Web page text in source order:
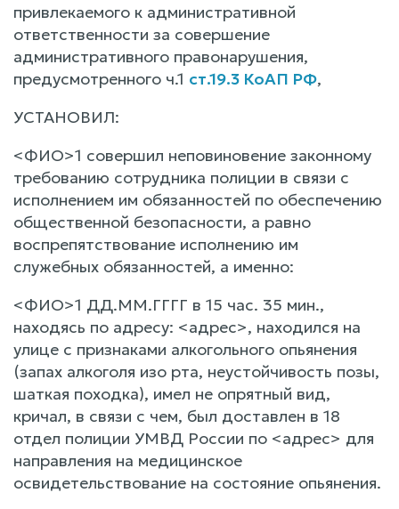
привлекаемого к административной
ответственности за совершение
административного правонарушения,
предусмотренного ч.1 ст.19.3 КоАП РФ,
УСТАНОВИЛ:
<ФИО>1 совершил неповиновение законному
требованию сотрудника полиции в связи с
исполнением им обязанностей по обеспечению
общественной безопасности, а равно
воспрепятствование исполнению им
служебных обязанностей, а именно:
<ФИО>1 ДД.ММ.ГГГГ в 15 час. 35 мин.,
находясь по адресу: <адрес>, находился на
улице с признаками алкогольного опьянения
(запах алкоголя изо рта, неустойчивость позы,
шаткая походка), имел не опрятный вид,
кричал, в связи с чем, был доставлен в 18
отдел полиции УМВД России по <адрес> для
направления на медицинское
освидетельствование на состояние опьянения.